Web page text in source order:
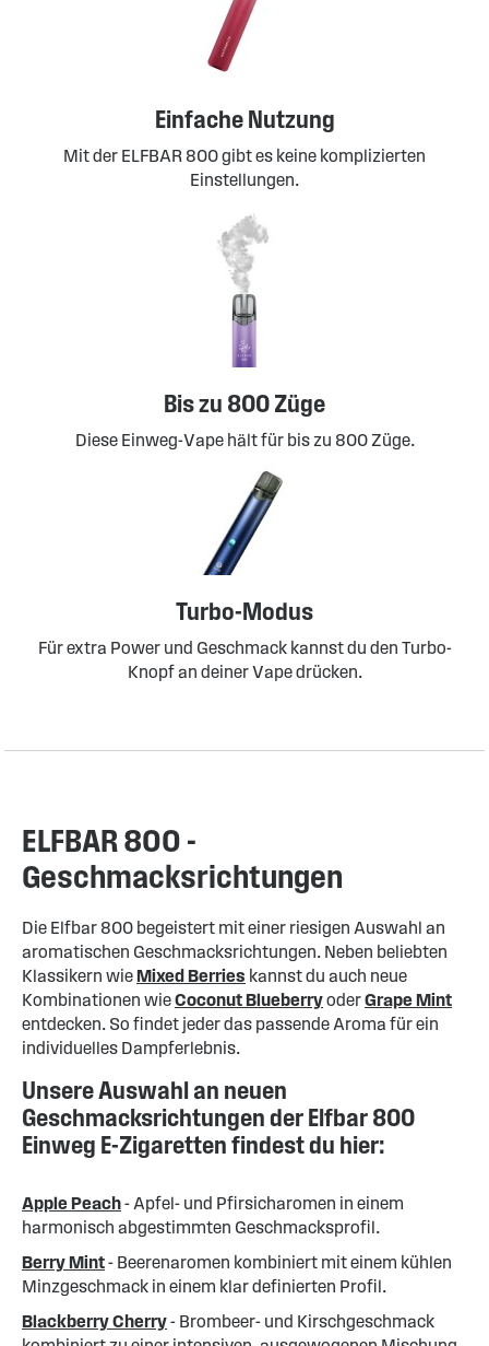
Einfache Nutzung
Mit der ELFBAR 800 gibt es keine komplizierten
Einstellungen.
Bis zu 800 Züge
Diese Einweg-Vape hält für bis zu 800 Züge.
Turbo-Modus
Für extra Power und Geschmack kannst du den Turbo-
Knopf an deiner Vape drücken.
ELFBAR 800 -
Geschmacksrichtungen
Die Elfbar 800 begeistert mit einer riesigen Auswahl an
aromatischen Geschmacksrichtungen. Neben beliebten
Klassikern wieMixed Berries kannst du auch neue
Kombinationen wieCoconut BlueberryoderGrape Mint
entdecken. So findet jeder das passende Aroma für ein
individuelles Dampferlebnis.
Unsere Auswahl an neuen
Geschmacksrichtungen der Elfbar 800
Einweg E-Zigaretten findest du hier:
Apple Peach- Apfel- und Pfirsicharomen in einem
harmonisch abgestimmten Geschmacksprofil.
Berry Mint- Beerenaromen kombiniert mit einem kühlen
Minzgeschmack in einem klar definierten Profil.
Blackberry Cherry- Brombeer- und Kirschgeschmack